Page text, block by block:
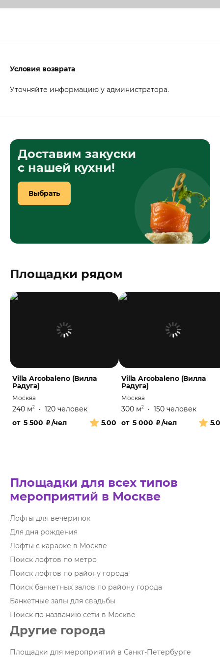
Условия возврата
Уточняйте информацию у администратора.
Доставим закуски
с нашей кухни!
Выбрать
Площадки рядом
Villa Arcobaleno (Вилла
Радуга)
Москва
240 м2 • 120 человек
5.00
от5 500 ₽/чел
Villa Arcobaleno (Вилла
Радуга)
Москва
300 м2 • 150 человек
от5 000 ₽/чел
Площадки для всех типов
мероприятий в Москве
Лофты для вечеринок
Для дня рождения
Лофты с караоке в Москве
Поиск лофтов по метро
Поиск лофтов по району города
Поиск банкетных залов по району города
Банкетные залы для свадьбы
Поиск по названию сети в Москве
Другие города
Площадки для мероприятий в Санкт-Петербурге